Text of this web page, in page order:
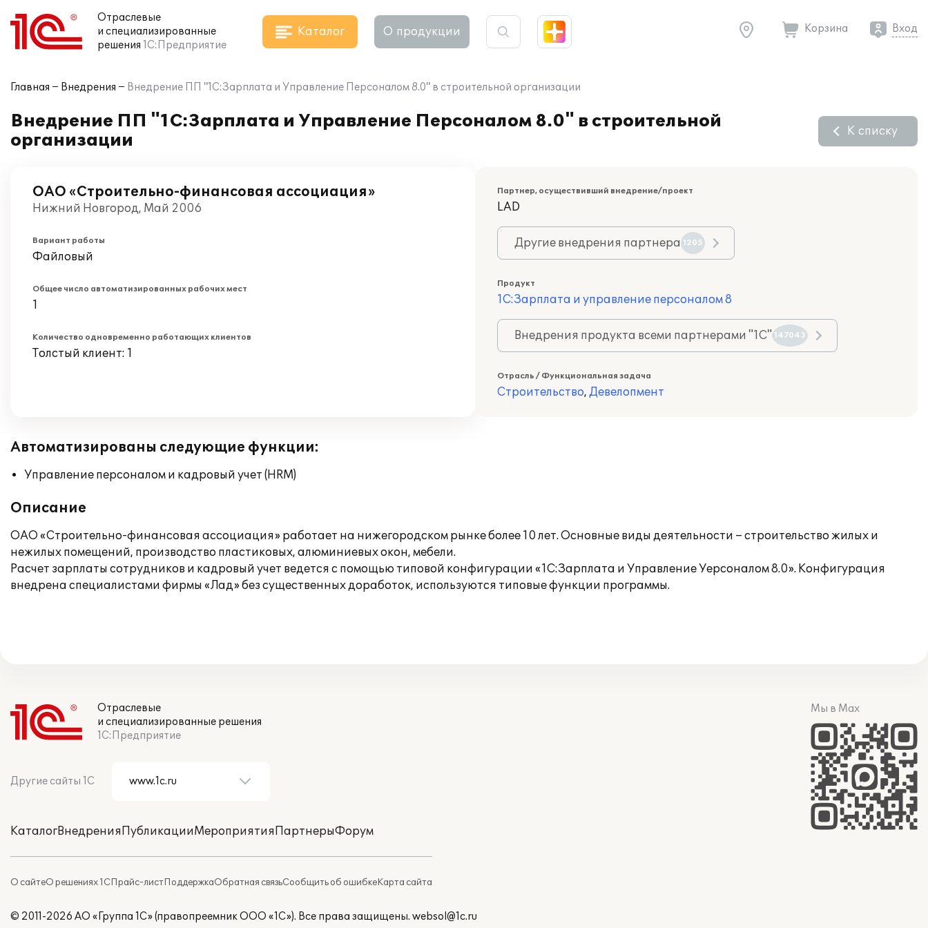
Отраслевые
и специализированные
решения 1С:Предприятие
Каталог О продукции Корзина Вход
Главная Внедрения Внедрение ПП "1С:Зарплата и Управление Персоналом 8.0" в строительной организации
Внедрение ПП "1С:Зарплата и Управление Персоналом 8.0" в строительной
организации
К списку
ОАО «Строительно-финансовая ассоциация»
Нижний Новгород, Май 2006
Вариант работы
Файловый
Общее число автоматизированных рабочих мест
1
Количество одновременно работающих клиентов
Толстый клиент: 1
Партнер, осуществивший внедрение/проект
LAD
Другие внедрения партнера 1205
Продукт
1С:Зарплата и управление персоналом 8
Внедрения продукта всеми партнерами "1С" 147043
Отрасль / Функциональная задача
Строительство, Девелопмент
Автоматизированы следующие функции:
Управление персоналом и кадровый учет (HRM)
Описание
ОАО «Строительно-финансовая ассоциация» работает на нижегородском рынке более 10 лет. Основные виды деятельности – строительство жилых и
нежилых помещений, производство пластиковых, алюминиевых окон, мебели.
Расчет зарплаты сотрудников и кадровый учет ведется с помощью типовой конфигурации «1С:Зарплата и Управление Уерсоналом 8.0». Конфигурация
внедрена специалистами фирмы «Лад» без существенных доработок, используются типовые функции программы.
Отраслевые
и специализированные решения
1С:Предприятие
Другие сайты 1С
КаталогВнедренияПубликацииМероприятияПартнерыФорум
О сайтеО решениях 1СПрайс-листПоддержкаОбратная связьСообщить об ошибкеКарта сайта
Мы в Max
© 2011-2026 АО «Группа 1С» (правопреемник ООО «1С»). Все права защищены. websol@1c.ru